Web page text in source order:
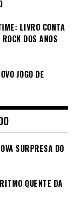
LIVRO CONTA
DOS ANOS
JOGO DE
SURPRESA DO
QUENTE DA